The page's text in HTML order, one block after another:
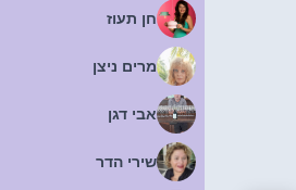
חן תעוז
מרים ניצן
אבי דגן
שירי הדר